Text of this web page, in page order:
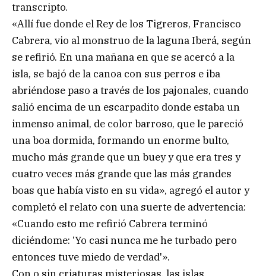
transcripto.
«Allí fue donde el Rey de los Tigreros, Francisco
Cabrera, vio al monstruo de la laguna Iberá, según
se refirió. En una mañana en que se acercó a la
isla, se bajó de la canoa con sus perros e iba
abriéndose paso a través de los pajonales, cuando
salió encima de un escarpadito donde estaba un
inmenso animal, de color barroso, que le pareció
una boa dormida, formando un enorme bulto,
mucho más grande que un buey y que era tres y
cuatro veces más grande que las más grandes
boas que había visto en su vida», agregó el autor y
completó el relato con una suerte de advertencia:
«Cuando esto me refirió Cabrera terminó
diciéndome: ‘Yo casi nunca me he turbado pero
entonces tuve miedo de verdad'».